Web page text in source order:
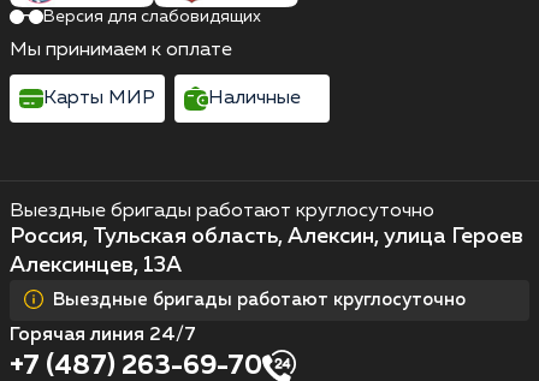
Выездные бригады работают круглосуточно
Россия, Тульская область, Алексин, улица Героев
Алексинцев, 13А
Выездные бригады работают круглосуточно
Горячая линия 24/7
+7 (487) 263-69-70
Версия для слабовидящих
Мы принимаем к оплате
Карты МИР Наличные